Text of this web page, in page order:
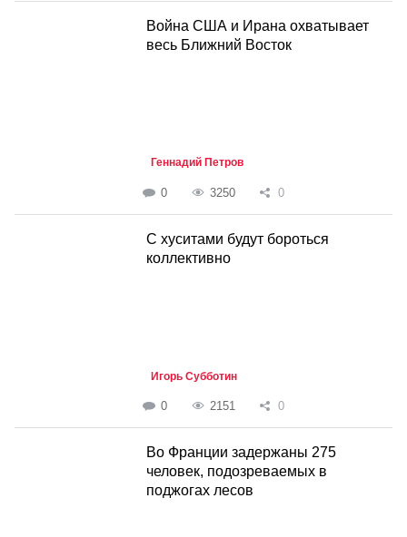
Война США и Ирана охватывает
весь Ближний Восток
Геннадий Петров
0 3250 0
С хуситами будут бороться
коллективно
Игорь Субботин
0 2151 0
Во Франции задержаны 275
человек, подозреваемых в
поджогах лесов